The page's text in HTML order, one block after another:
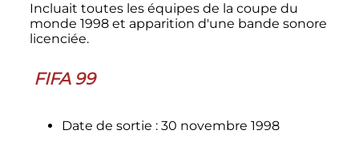
Incluait toutes les équipes de la coupe du
monde 1998 et apparition d'une bande sonore
licenciée.
FIFA 99
Date de sortie : 30 novembre 1998